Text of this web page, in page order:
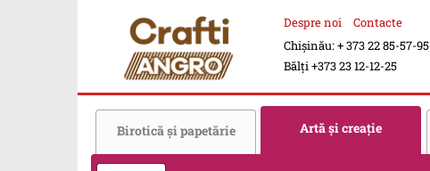
Despre noi
Contacte
Chișinău: + 373 22 85-57-95
Bălți +373 23 12-12-25
Birotică şi papetărie Artă şi creaţie